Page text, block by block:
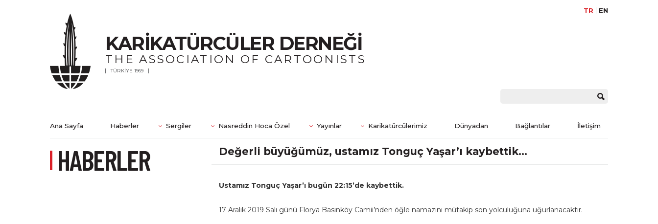
TR EN
KARİKATÜRCÜLER DERNEĞİ
THE ASSOCIATION OF CARTOONISTS
TÜRKİYE 1969
Ana Sayfa Haberler Sergiler Nasreddin Hoca Özel Yayınlar Karikatürcülerimiz Dünyadan Bağlantılar İletişim
HABERLER Değerli büyüğümüz, ustamız Tonguç Yaşar’ı kaybettik…
Ustamız Tonguç Yaşar’ı bugün 22:15’de kaybettik.
17 Aralık 2019 Salı günü Florya Basınköy Camii’nden öğle namazını mütakip son yolculuğuna uğurlanacaktır.